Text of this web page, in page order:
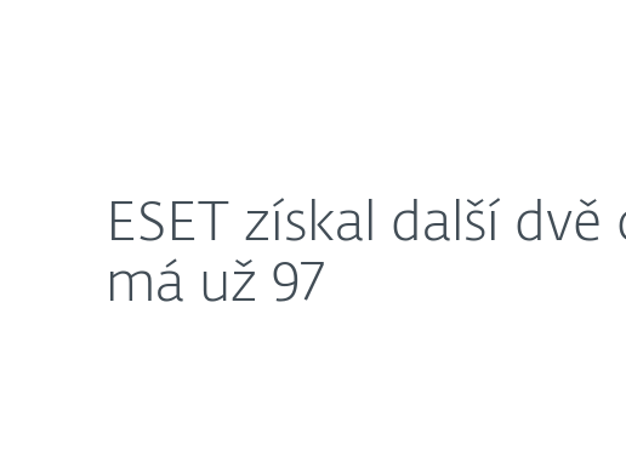
ESET získal další
má už 97